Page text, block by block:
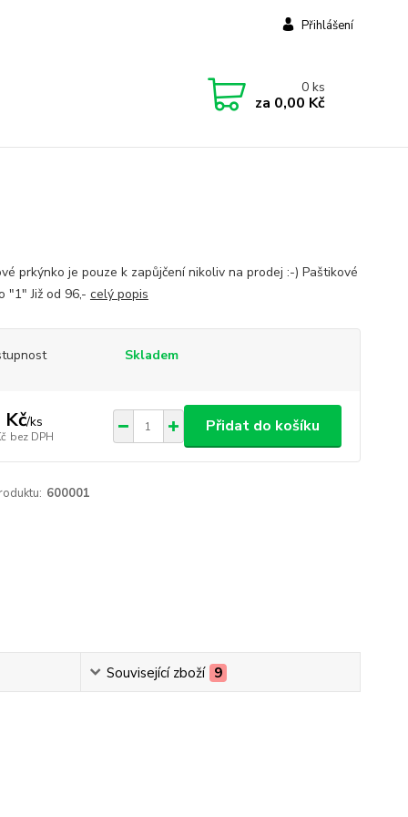
Přihlášení
0ks
za 0,00 Kč
prkýnko je pouze k zapůjčení nikoliv na prodej :-) Paštikové
"1" Již od 96,- celý popis
Skladem
Kč/ks
bez DPH
Přidat do košíku
600001
Související zboží 9